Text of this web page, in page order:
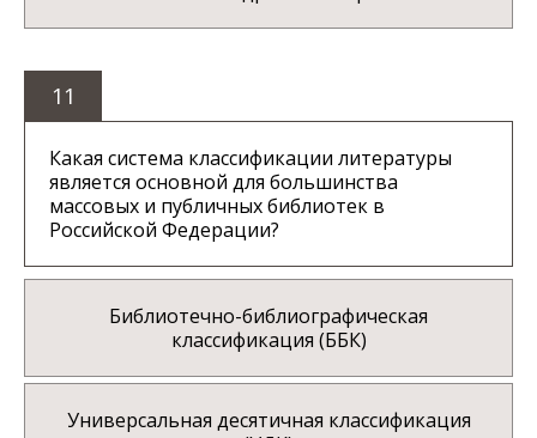
11
Какая система классификации литературы
является основной для большинства
массовых и публичных библиотек в
Российской Федерации?
Библиотечно-библиографическая
классификация (ББК)
Универсальная десятичная классификация